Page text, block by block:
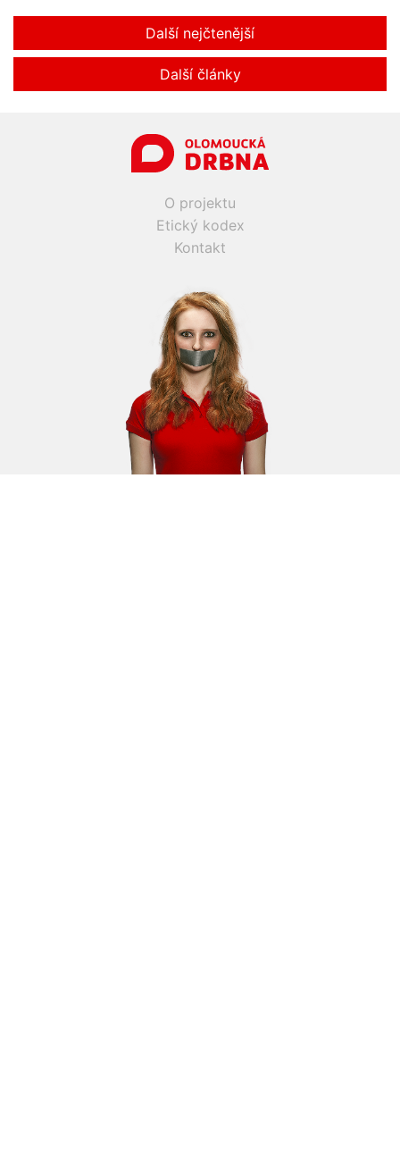
Další nejčtenější
Další články
O projektu
Etický kodex
Kontakt